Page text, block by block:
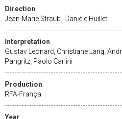
Direction
Jean-Marie Straub i Danièle Huillet
Interpretation
Gustav Leonard, Christiane Lang,
Pangritz, Paolo Carlini
Production
RFA-França
Year